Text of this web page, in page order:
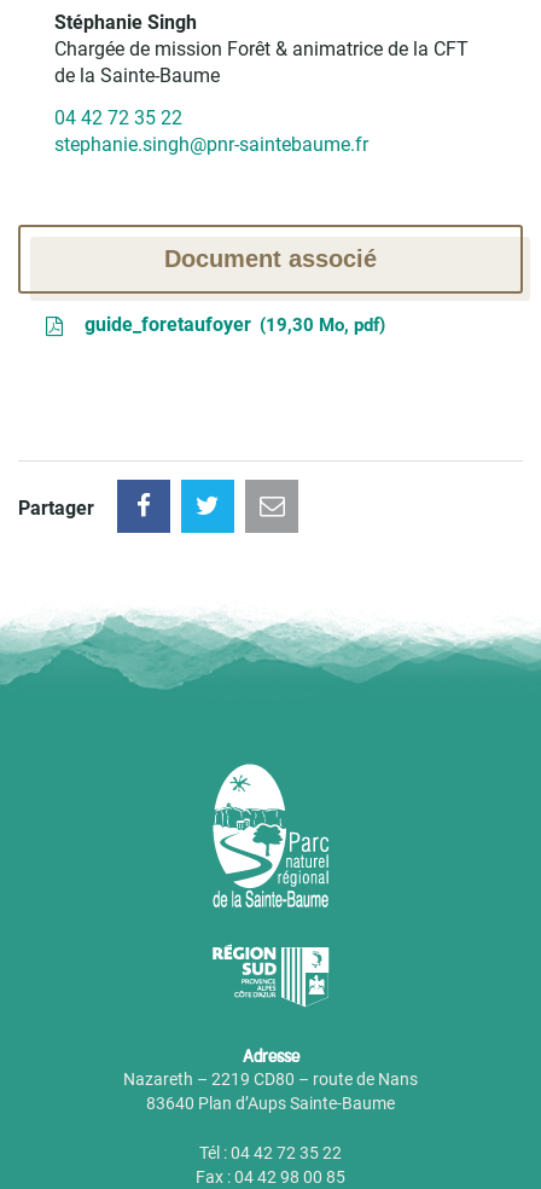
Stéphanie Singh
Chargée de mission Forêt & animatrice de la CFT
de la Sainte-Baume
04 42 72 35 22
stephanie.singh@pnr-saintebaume.fr
Document associé
guide_foretaufoyer 19,30 Mo, pdf
Partager
Adresse
Nazareth – 2219 CD80 – route de Nans
83640 Plan d’Aups Sainte-Baume
Tél : 04 42 72 35 22
Fax : 04 42 98 00 85